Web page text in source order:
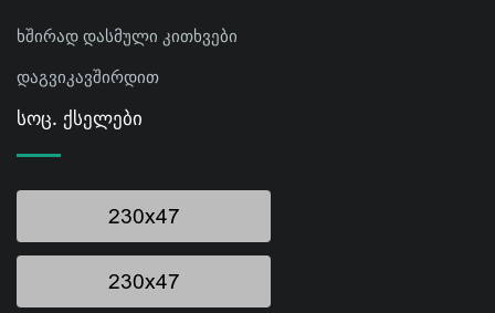
ხშირად დასმული კითხვები
დაგვიკავშირდით
Სოც. Ქსელები